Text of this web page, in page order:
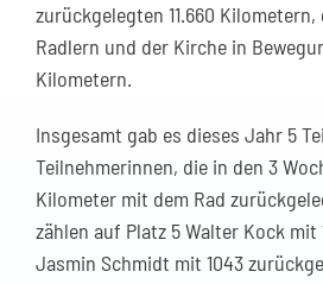
zurückgelegten 11.660
Radlern und der Kirche in
Kilometern.
Insgesamt gab es dieses Jahr 5
Teilnehmerinnen, die in den 3
Kilometer mit dem Rad
zählen auf Platz 5 Walter Kock
Jasmin Schmidt mit 1043